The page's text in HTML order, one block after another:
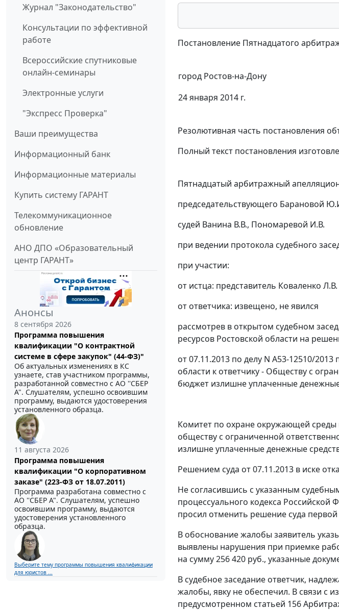
Журнал "Законодательство"
Консультации по эффективной
работе
Всероссийские спутниковые
онлайн-семинары
Электронные услуги
"Экспресс Проверка"
Ваши преимущества
Информационный банк
Информационные материалы
Купить систему ГАРАНТ
Телекоммуникационное
обновление
АНО ДПО «Образовательный
центр ГАРАНТ»
Анонсы
8 сентября 2026
Программа повышения
квалификации "О контрактной
системе в сфере закупок" (44-ФЗ)"
Об актуальных изменениях в КС
узнаете, став участником программы,
разработанной совместно с АО ''СБЕР
А". Слушателям, успешно освоившим
программу, выдаются удостоверения
установленного образца.
11 августа 2026
Программа повышения
квалификации "О корпоративном
заказе" (223-ФЗ от 18.07.2011)
Программа разработана совместно с
АО ''СБЕР А". Слушателям, успешно
освоившим программу, выдаются
удостоверения установленного
образца.
Выберите тему программы повышения квалификации
для юристов ...
Постановление Пятнадцатого
город Ростов-на-Дону
24 января 2014 г.
Резолютивная часть постановления
Полный текст постановления
Пятнадцатый арбитражный
председательствующего Барановой
судей Ванина В.В., Пономаревой И.В.
при ведении протокола судебного
при участии:
от истца: представитель Коваленко
от ответчика: извещено, не явился
рассмотрев в открытом судебном
ресурсов Ростовской области на
от 07.11.2013 по делу N А53-12510/
области к ответчику - Обществу с
бюджет излишне уплаченные денежные
Комитет по охране окружающей среды
обществу с ограниченной
излишне уплаченные денежные
Решением суда от 07.11.2013 в иске
Не согласившись с указанным
процессуального кодекса
просил отменить решение суда
В обоснование жалобы заявитель
выявлены нарушения при приемке
на сумму 256 420 руб., указанные
В судебное заседание ответчик,
жалобы, явку не обеспечил. В связи с
предусмотренном статьей 156